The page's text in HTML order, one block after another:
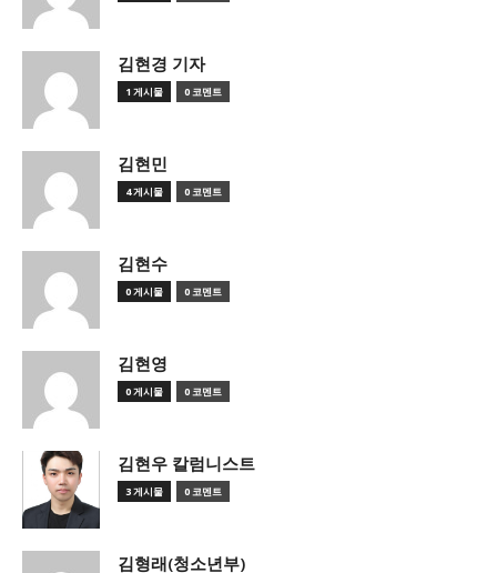
김현경 기자
1 게시물 0 코멘트
김현민
4 게시물 0 코멘트
김현수
0 게시물 0 코멘트
김현영
0 게시물 0 코멘트
김현우 칼럼니스트
3 게시물 0 코멘트
김형래(청소년부)